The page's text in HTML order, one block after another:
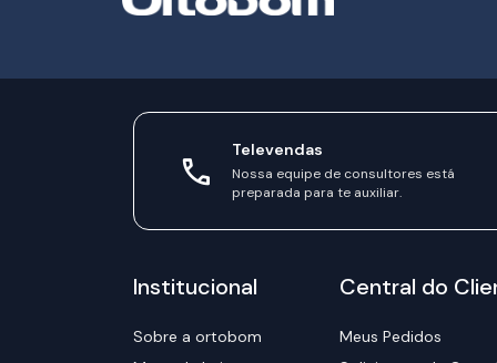
Televendas
Nossa equipe de consultores está
preparada para te auxiliar.
Institucional
Sobre a ortobom
Central do
Meus Pedidos